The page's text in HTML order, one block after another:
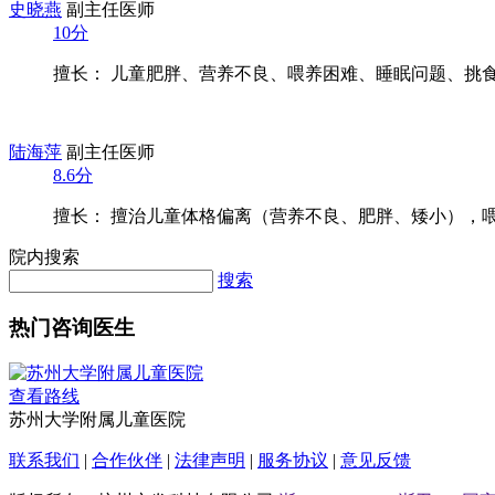
史晓燕 副主任医师
10分
擅长： 儿童肥胖、营养不良、喂养困难、睡眠问题、挑
陆海萍 副主任医师
8.6分
擅长： 擅治儿童体格偏离（营养不良、肥胖、矮小），
院内搜索
搜索
热门咨询医生
查看路线
苏州大学附属儿童医院
联系我们 | 合作伙伴 | 法律声明 | 服务协议 | 意见反馈